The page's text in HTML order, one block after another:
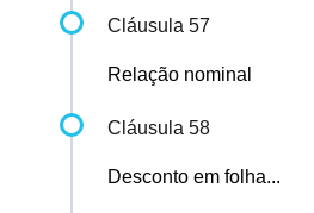
Cláusula 57
Relação nominal
Cláusula 58
Desconto em folha...